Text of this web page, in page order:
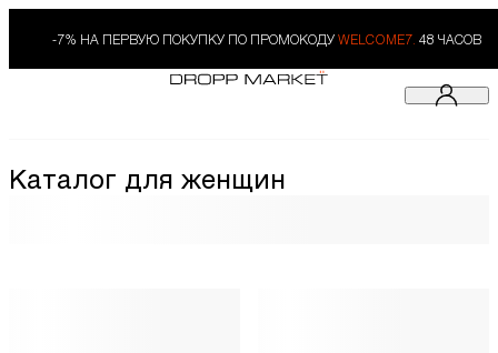
-7% НА ПЕРВУЮ ПОКУПКУ ПО ПРОМОКОДУ WELCOME7. 48 ЧАСОВ
Каталог для женщин